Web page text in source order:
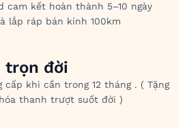
cam kết hoàn thành 5–10 ngày
lắp ráp bán kính 100km
trọn đời
cấp khi cần trong 12 tháng . ( Tặng
thanh trượt suốt đời )